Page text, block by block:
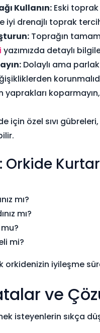
Kullanın: Eski
iyi drenajlı toprak
Toprağın
yazımızda detaylı
Dolaylı ama
yaprakları
için özel sıvı
Orkide
mı?
mı?
mi?
orkidenizin iyileşme
ve
isteyenlerin sıkça